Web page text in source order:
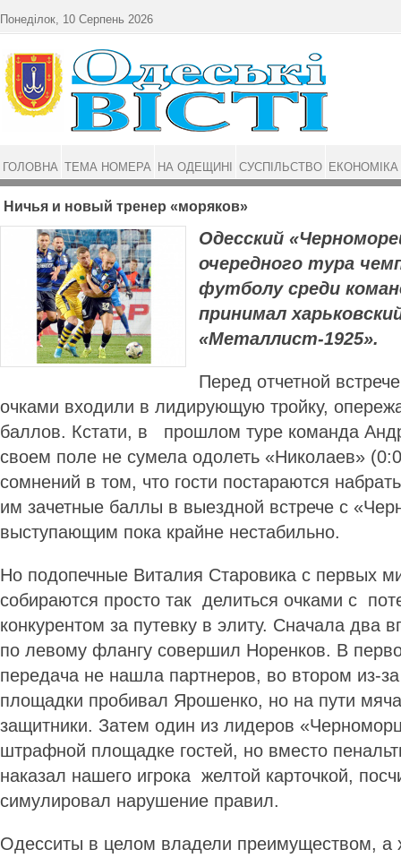
Ничья и новый тренер «моряков»
Одесский
очередного тура
футболу среди
принимал
«Металлист-1925».
Перед отчетной
очками входили в лидирующую тройку,
баллов. Кстати, в прошлом туре команда
своем поле не сумела одолеть «Николаев»
сомнений в том, что гости постараются
им зачетные баллы в выездной встрече с
выступающим пока крайне нестабильно.
Но подопечные Виталия Старовика с первых
собираются просто так делиться очками с
конкурентом за путевку в элиту. Сначала два
по левому флангу совершил Норенков. В
передача не нашла партнеров, во втором из-
площадки пробивал Ярошенко, но на пути
защитники. Затем один из лидеров
штрафной площадке гостей, но вместо
наказал нашего игрока желтой карточкой,
симулировал нарушение правил.
Одесситы в целом владели преимуществом, а
Понеділок, 10 Серпень 2026
ГОЛОВНА ТЕМА НОМЕРА НА ОДЕЩИНІ СУСПІЛЬСТВО ЕКОНОМІКА